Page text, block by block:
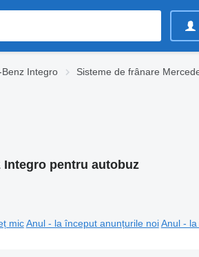
Integro Sisteme de frânare
Integro pentru autobuz
mic Anul - la început anunțurile noi Anul -